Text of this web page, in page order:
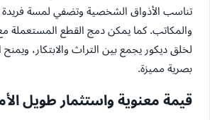
تناسب الأذواق الشخصية وتضفي لمسة فريدة
والمكاتب. كما يمكن دمج القطع المستعملة
لخلق ديكور يجمع بين التراث والابتكار، ويمنح
بصرية مميزة.
قيمة معنوية واستثمار طويل